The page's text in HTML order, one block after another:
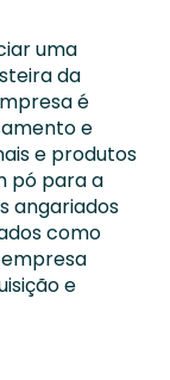
uma
da
é
e
e produtos
pó para a
angariados
como
e